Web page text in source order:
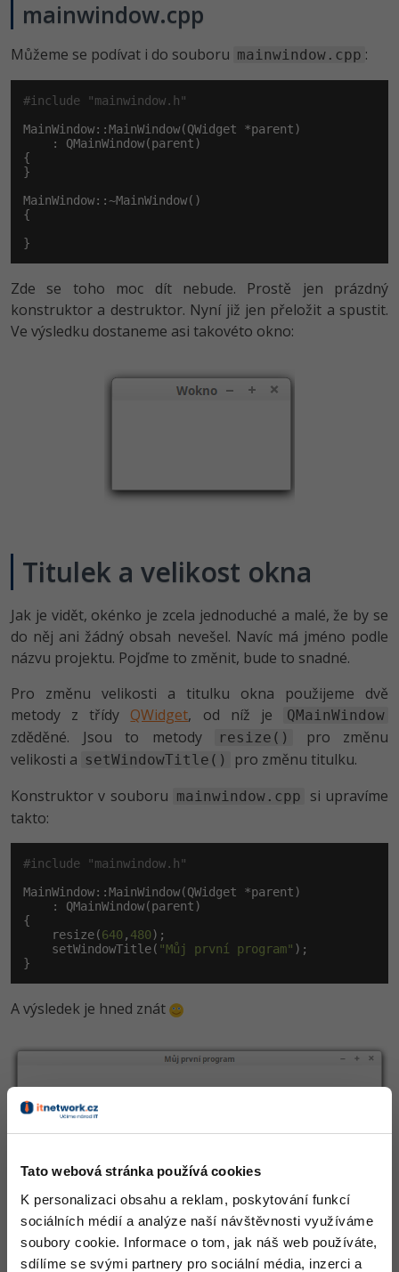
Tato webová stránka používá cookies
K personalizaci obsahu a reklam, poskytování funkcí
sociálních médií a analýze naší návštěvnosti využíváme
soubory cookie. Informace o tom, jak náš web používáte,
sdílíme se svými partnery pro sociální média, inzerci a
mainwindow.cpp
Můžeme se podívat i do souboru mainwindow.cpp :
#include "mainwindow.h"
MainWindow::MainWindow(QWidget *parent)
    : QMainWindow(parent)
{
}
MainWindow::~MainWindow()
{
}
Zde se toho moc dít nebude. Prostě jen prázdný
konstruktor a destruktor. Nyní již jen přeložit a spustit.
Ve výsledku dostaneme asi takovéto okno:
Titulek a velikost okna
Jak je vidět, okénko je zcela jednoduché a malé, že by se
do něj ani žádný obsah nevešel. Navíc má jméno podle
názvu projektu. Pojďme to změnit, bude to snadné.
Pro změnu velikosti a titulku okna použijeme dvě
metody z třídy QWidget, od níž je QMainWindow
zděděné. Jsou to metody resize()
pro změnu
velikosti a setWindowTitle()
pro změnu titulku.
Konstruktor v souboru mainwindow.cpp
si upravíme
takto:
#include "mainwindow.h"
MainWindow::MainWindow(QWidget *parent)
    : QMainWindow(parent)
{
    resize(
640, 480);
    setWindowTitle(
"Můj první program" );
}
A výsledek je hned znát